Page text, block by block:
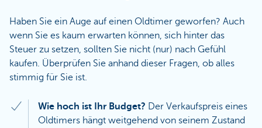
Haben Sie ein Auge auf einen Oldtimer geworfen? Auch
wenn Sie es kaum erwarten können, sich hinter das
Steuer zu setzen, sollten Sie nicht (nur) nach Gefühl
kaufen. Überprüfen Sie anhand dieser Fragen, ob alles
stimmig für Sie ist.
Wie hoch ist Ihr Budget? Der Verkaufspreis eines
Oldtimers hängt weitgehend von seinem Zustand